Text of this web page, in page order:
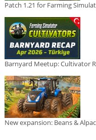
Patch 1.21 for Farming
Barnyard Meetup: Cultivator
New expansion: Beans &